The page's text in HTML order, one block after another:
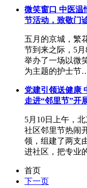
微笑窗口 中医
节活动，致敬门
五月的京城，繁
节到来之际，5
举办了一场以微
为主题的护士节
党建引领送健康
走进“邻里节”开
5月10日上午，
社区邻里节热闹
领，组建了两支
进社区，把专业
首页
下一页